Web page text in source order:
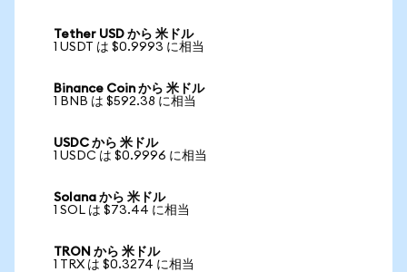
Tether USD から 米ドル
1 USDT は $0.9993 に相当
Binance Coin から 米ドル
1 BNB は $592.38 に相当
USDC から 米ドル
1 USDC は $0.9996 に相当
Solana から 米ドル
1 SOL は $73.44 に相当
TRON から 米ドル
1 TRX は $0.3274 に相当